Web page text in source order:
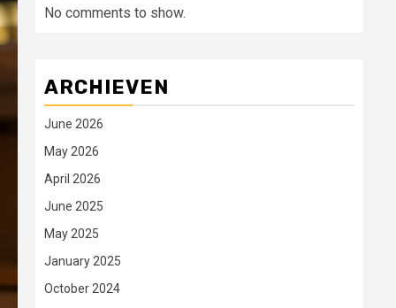
No comments to show.
ARCHIEVEN
June 2026
May 2026
April 2026
June 2025
May 2025
January 2025
October 2024